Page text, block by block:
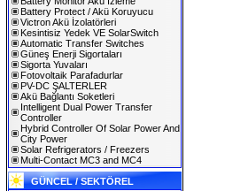
Battery Protect / Akü Koruyucu
Victron Akü İzolatörleri
Kesintisiz Yedek VE SolarSwitch
Automatic Transfer Switches
Güneş Enerji Sigortaları
Sigorta Yuvaları
Fotovoltaik Parafadurlar
PV-DC ŞALTERLER
Akü Bağlantı Soketleri
Intelligent Dual Power Transfer
Controller
Hybrid Controller Of Solar Power And
City Power
Solar Refrigerators / Freezers
Multi-Contact MC3 and MC4
GÜNCEL / SEKTÖREL